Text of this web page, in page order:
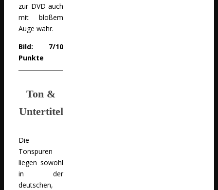
zur DVD auch
mit bloßem
Auge wahr.
Bild: 7/10
Punkte
Ton &
Untertitel
Die
Tonspuren
liegen sowohl
in der
deutschen,